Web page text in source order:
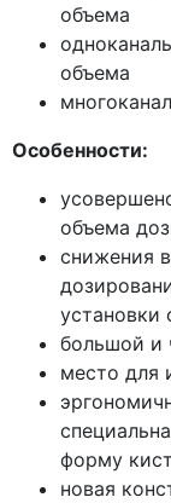
объема
объема
Особенности:
объема
снижения
установки
большой и
место для
форму
новая